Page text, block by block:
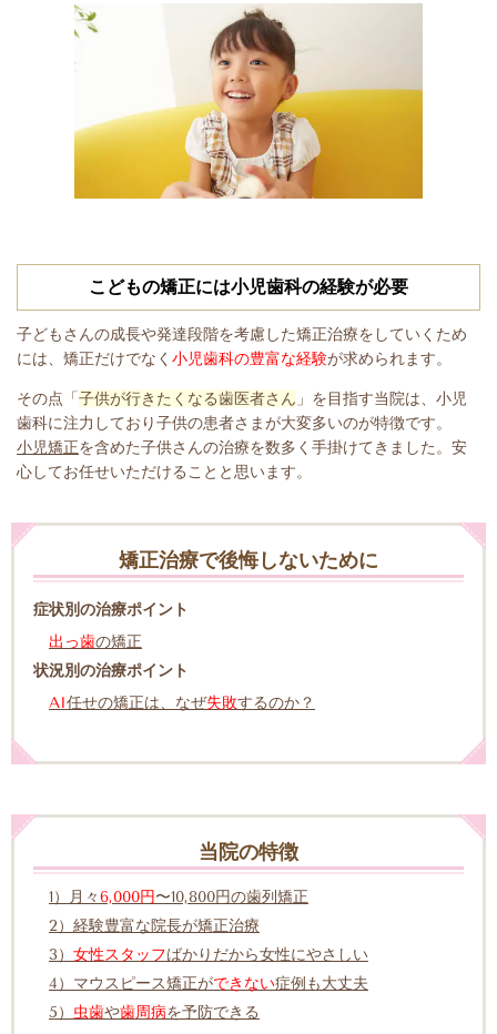
こどもの矯正には小児歯科の経験が必要
子どもさんの成長や発達段階を考慮した矯正治療をしていくため
には、矯正だけでなく 小児歯科の豊富な経験が求められます。
その点「子供が行きたくなる歯医者さん 」を目指す当院は、小児
歯科に注力しており子供の患者さまが大変多いのが特徴です。
小児矯正を含めた子供さんの治療を数多く手掛けてきました。安
心してお任せいただけることと思います。
矯正治療で後悔しないために
症状別の治療ポイント
出っ歯の矯正
状況別の治療ポイント
AI任せの矯正は、なぜ失敗するのか？
当院の特徴
1）月々6,000円〜10,800円の歯列矯正
2）経験豊富な院長が矯正治療
3） 女性スタッフばかりだから女性にやさしい
4）マウスピース矯正ができない症例も大丈夫
5） 虫歯や歯周病を予防できる